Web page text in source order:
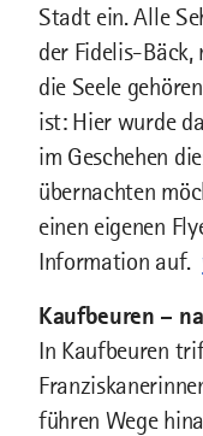
Stadt ein. Alle
der Fidelis-Bäck,
die Seele
ist: Hier wurde
im Geschehen
übernachten
einen eigenen
Information auf.
Kaufbeuren –
In Kaufbeuren
führen Wege